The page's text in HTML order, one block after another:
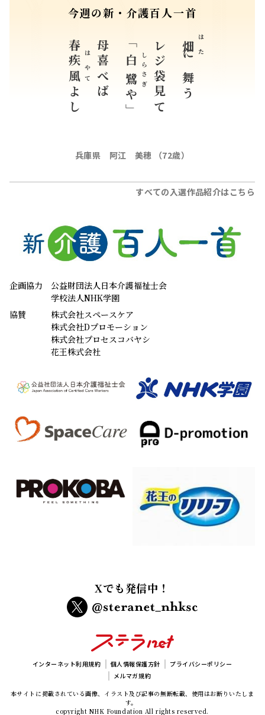
今週の新・介護百人一首
畑 はた
に舞う
レジ袋見て
「
白 しら
鷺 さぎ
や」
母喜べば
春
疾風はやて
よし
兵庫県 阿江 美穂 （72歳）
すべての入選作品紹介はこちら
企画協力
公益財団法人日本介護福祉士会
学校法人NHK学園
協賛
株式会社スペースケア
株式会社Dプロモーション
株式会社プロセスコバヤシ
花王株式会社
Xでも発信中！
インターネット利用規約 個人情報保護方針
プライバシーポリシー
メルマガ規約
本サイトに掲載されている画像、イラスト及び記事の無断転載、使用はお断りいたしま
す。
copyright NHK Foundation All rights reserved.